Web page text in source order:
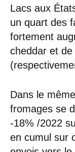
Lacs aux
un quart des
fortement
cheddar et
Dans le
fromages se
-18% /2022
en cumul sur